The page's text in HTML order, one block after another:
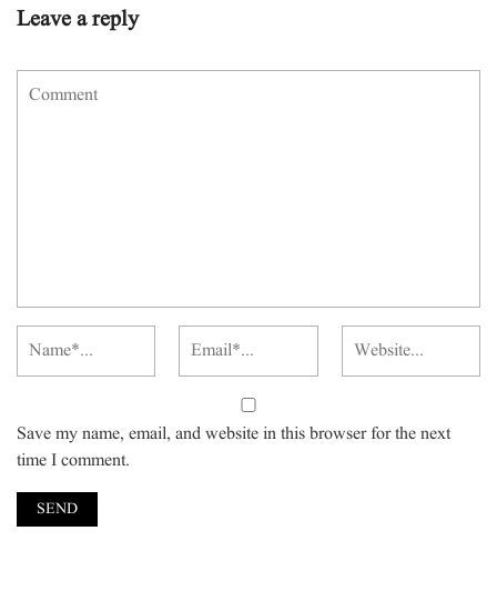
Leave a reply
Save my name, email, and website in this browser for the next
time I comment.